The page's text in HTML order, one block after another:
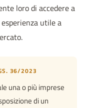
loro di accedere a
utile a
36/2023
una o più imprese
di un